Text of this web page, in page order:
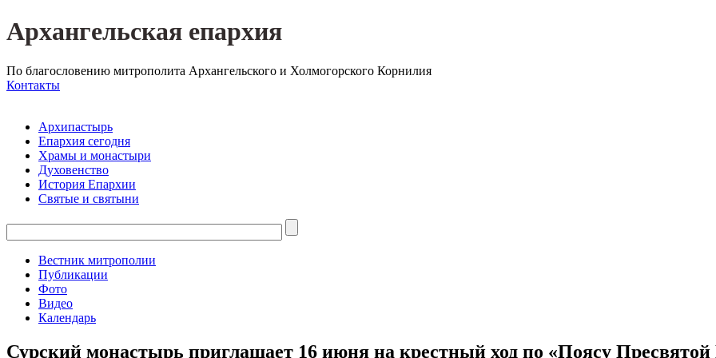
Архангельская епархия
По благословению митрополита Архангельского и Холмогорского Корнилия
Контакты
Архипастырь
Епархия сегодня
Храмы и монастыри
Духовенство
История Епархии
Святые и святыни
Вестник митрополии
Публикации
Фото
Видео
Календарь
Сурский монастырь приглашает 16 июня на крестный ход по «Поясу